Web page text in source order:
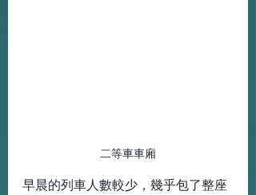
二等車車廂
早晨的列車人數較少，幾乎包了整座